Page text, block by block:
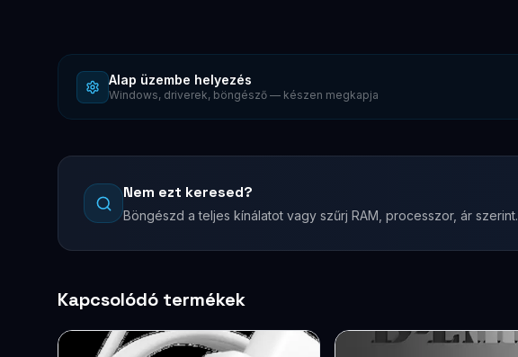
Alap üzembe helyezés
Windows, driverek, böngésző — készen megkapja
Nem ezt keresed?
Böngészd a teljes kínálatot vagy szűrj RAM, processzor, ár szerint.
Kapcsolódó termékek